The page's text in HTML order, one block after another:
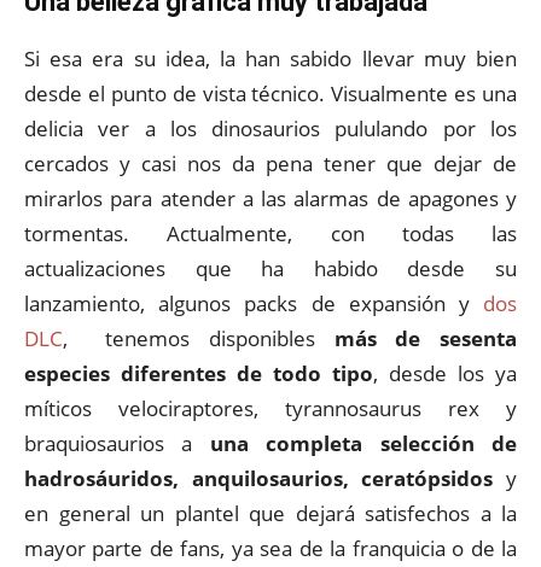
Si esa era su idea, la han sabido llevar muy bien
desde el punto de vista técnico. Visualmente es una
delicia ver a los dinosaurios pululando por los
cercados y casi nos da pena tener que dejar de
mirarlos para atender a las alarmas de apagones y
tormentas. Actualmente, con todas las
actualizaciones que ha habido desde su
lanzamiento, algunos packs de expansión y dos
DLC, tenemos disponibles más de sesenta
especies diferentes de todo tipo, desde los ya
míticos velociraptores, tyrannosaurus rex y
braquiosaurios a una completa selección de
hadrosáuridos, anquilosaurios, ceratópsidos y
en general un plantel que dejará satisfechos a la
mayor parte de fans, ya sea de la franquicia o de la